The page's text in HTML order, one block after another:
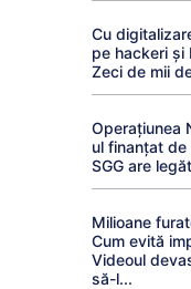
Cu
pe hackeri și
Zeci de mii
Operațiunea
ul finanțat de
SGG are
Milioane
Cum evită
Videoul
să-l...